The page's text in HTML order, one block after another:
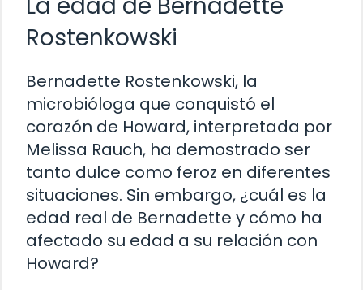
Rostenkowski
Bernadette Rostenkowski, la
microbióloga que conquistó el
corazón de Howard, interpretada por
Melissa Rauch, ha demostrado ser
tanto dulce como feroz en diferentes
situaciones. Sin embargo, ¿cuál es la
edad real de Bernadette y cómo ha
afectado su edad a su relación con
Howard?